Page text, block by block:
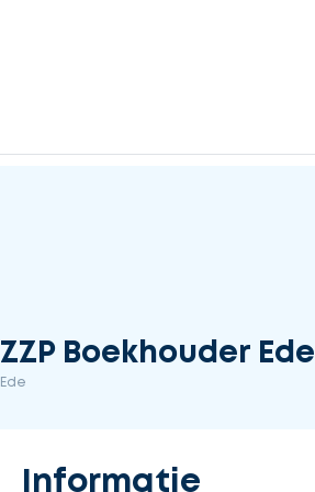
ZZP Boekhouder Ede
Ede
Informatie